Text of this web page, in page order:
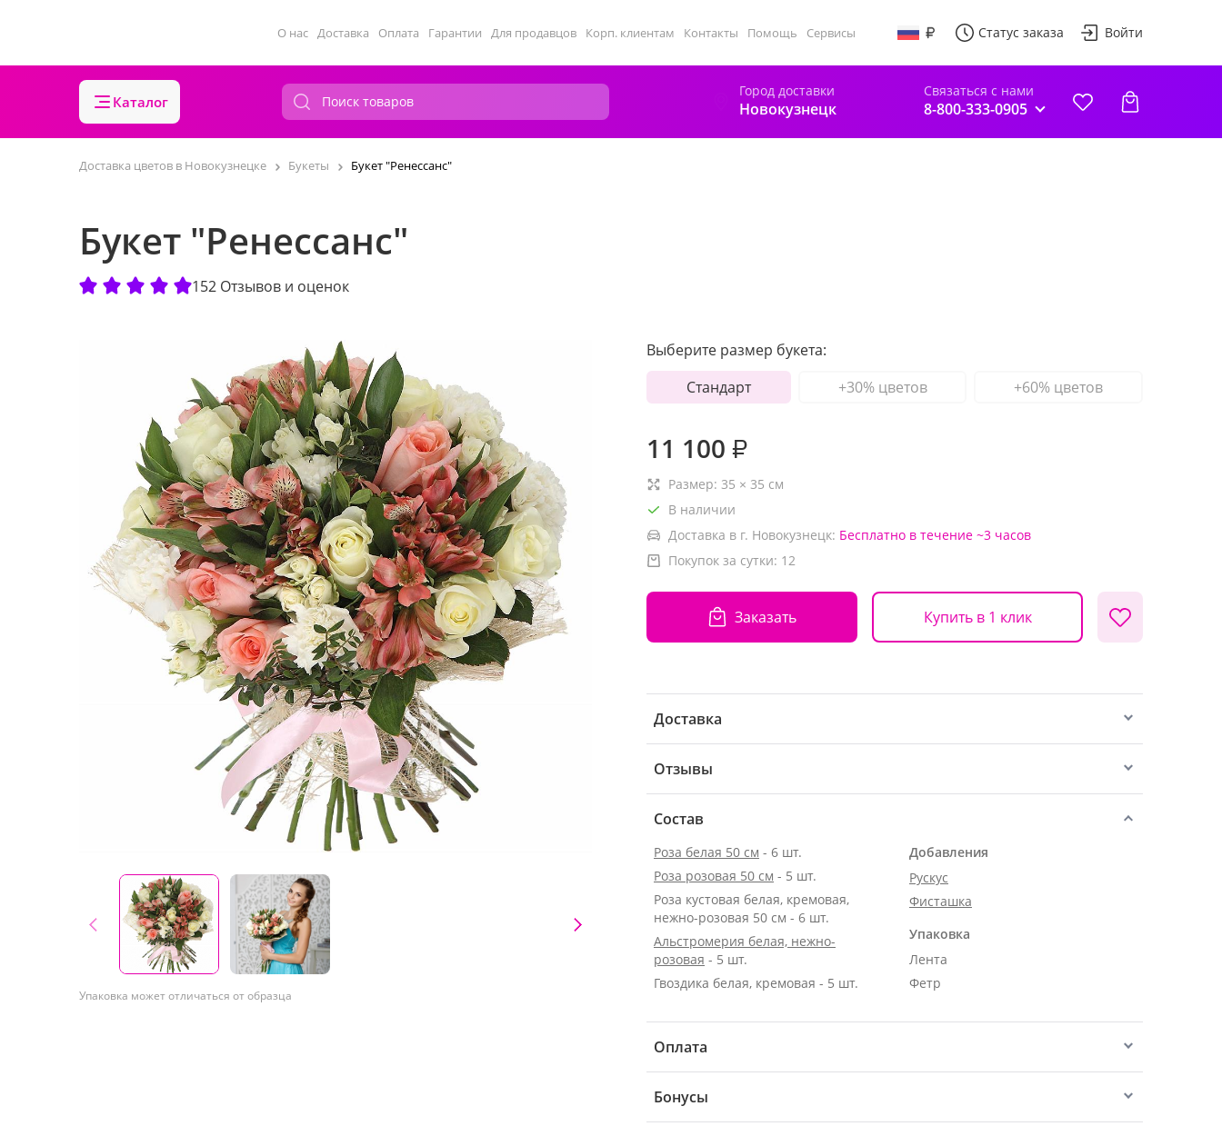
О нас Доставка Оплата Гарантии Для продавцов Корп. клиентам Контакты Помощь Сервисы Статус заказа Войти
Каталог
Город доставки
Новокузнецк
Связаться с нами
8-800-333-0905
Доставка цветов в Новокузнецке Букеты Букет "Ренессанс"
Букет "Ренессанс"
152 Отзывов и оценок
Упаковка может отличаться от образца
Выберите размер букета:
Стандарт
+30% цветов +60% цветов
11 100 ₽
Размер: 35 × 35 см
В наличии
Доставка в г. Новокузнецк: Бесплатно в течение ~3 часов
Покупок за сутки: 12
Заказать Купить в 1 клик
Доставка
Отзывы
Состав
Роза белая 50 см - 6 шт.
Роза розовая 50 см - 5 шт.
Роза кустовая белая, кремовая,
нежно-розовая 50 см - 6 шт.
Альстромерия белая, нежно-
розовая - 5 шт.
Гвоздика белая, кремовая - 5 шт.
Добавления
Рускус
Фисташка
Упаковка
Лента
Фетр
Оплата
Бонусы